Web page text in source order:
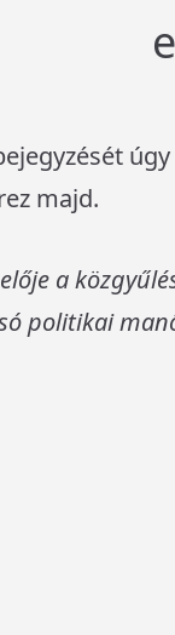
majd.
a
politikai